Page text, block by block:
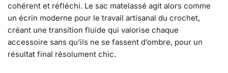
cohérent et réfléchi. Le sac matelassé agit alors comme
un écrin moderne pour le travail artisanal du crochet,
créant une transition fluide qui valorise chaque
accessoire sans qu’ils ne se fassent d’ombre, pour un
résultat final résolument chic.